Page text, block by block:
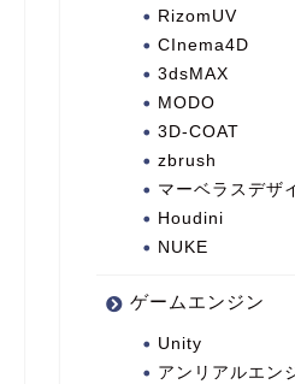
RizomUV
CInema4D
3dsMAX
MODO
3D-COAT
zbrush
マーベラスデザ
Houdini
NUKE
ゲームエンジン
Unity
アンリアルエン